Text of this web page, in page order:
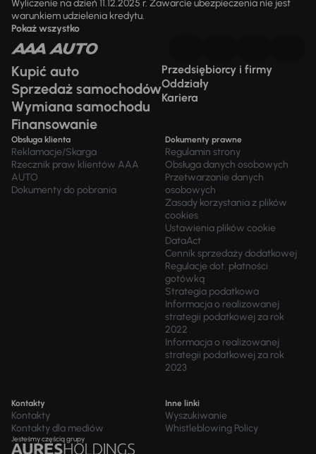
Wyliczenie na dzień 11.12.2025 r. Zawarcie ubezpieczenia nie jest
warunkiem udzielenia kredytu.
Pokaż wszystko
Kupić auto
Sprzedaż samochodów
Wymiana samochodu
Finansowanie
Przedsiębiorcy i firmy
Oddziały
Kariera
Obsługa klienta
Reklamacje/Skarga
Rzecznik praw klientów AAA
AUTO
Dokumenty do pobrania
Dokumenty prawne
Regulamin strony
Obsługa danych osobowych
Przetwarzanie danych
osobowych
Zasady korzystania z plików
cookies
Ustawienia plików cookie
DataAct
Cennik sprzedaży dodatkowej
Regulacje dot. płatności
gotówką
Strategia podatkowa
Informacja o realizowanej
strategii podatkowej za rok
2022
Informacja o realizowanej
strategii podatkowej za rok
2023
Kontakty
Kontakty
Kontakty dla mediów
Inne linki
Wyszukiwanie
Whistleblowing Policy
Jesteśmy częścią grupy